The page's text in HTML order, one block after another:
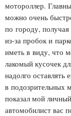
мотороллер.
можно очень
по городу,
из-за пробок и
иметь в виду, что
лакомый кусочек
надолго оставлять
в подозрительных
показал мой
автомобилист вас